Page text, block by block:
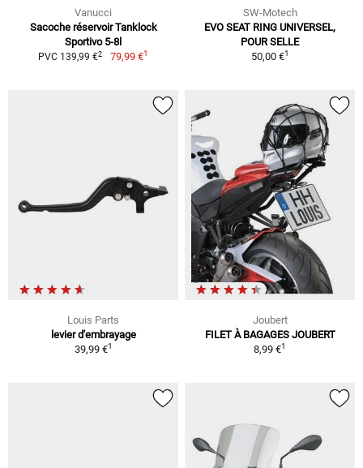
Vanucci
Sacoche réservoir Tanklock
Sportivo 5-8l
PVC 139,99 €2 79,99 €1
SW-Motech
EVO SEAT RING UNIVERSEL,
POUR SELLE
50,00 €1
Louis Parts
levier d'embrayage
39,99 €1
Joubert
FILET À BAGAGES JOUBERT
8,99 €1